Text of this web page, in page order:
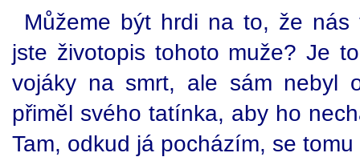
Můžeme být hrdi na to, že nás
jste životopis tohoto muže? Je
vojáky na smrt, ale sám nebyl
přiměl svého tatínka, aby ho
Tam, odkud já pocházím, se